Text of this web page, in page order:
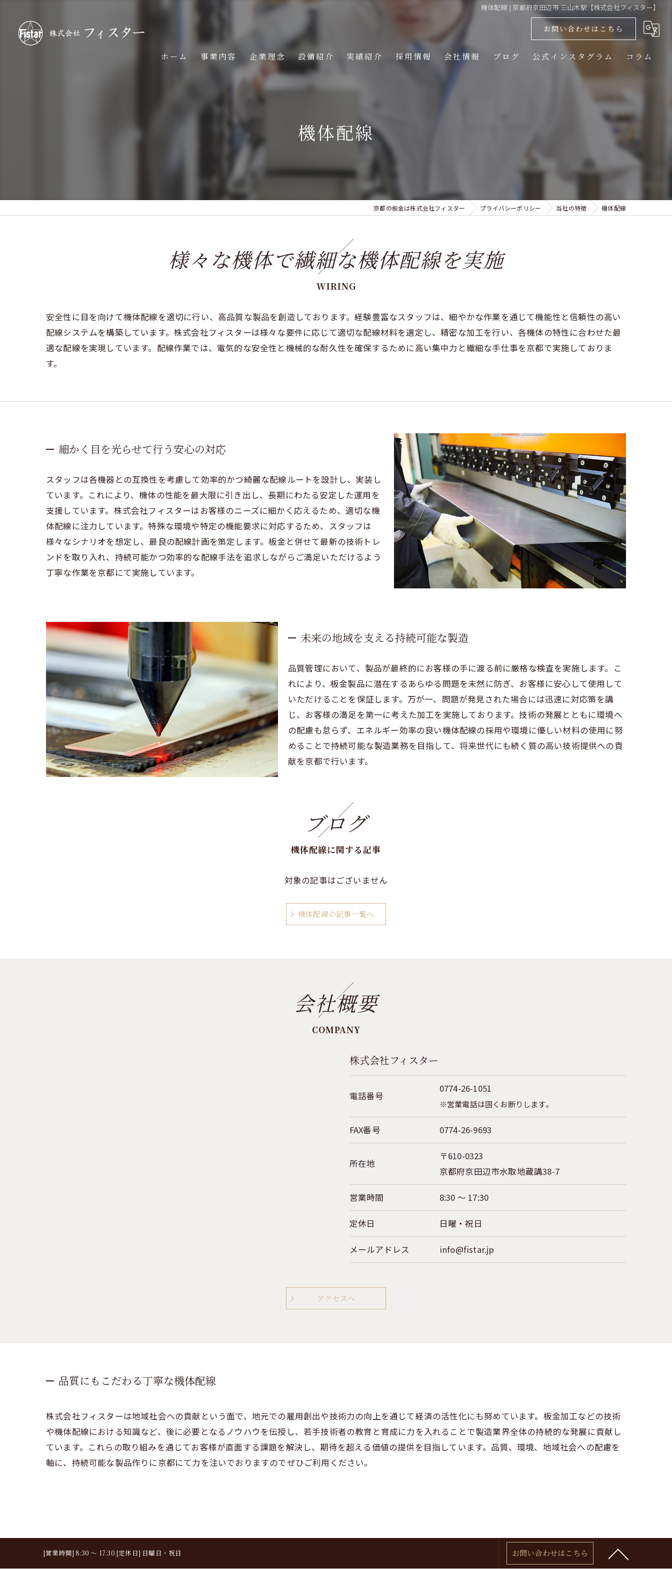
機体配線 | 京都府京田辺市 三山木駅【株式会社フィスター】
お問い合わせはこちら
ホーム 事業内容 企業理念 設備紹介 実績紹介 採用情報 会社情報 ブログ 公式インスタグラム コラム
機体配線
京都の板金は株式会社フィスター プライバシーポリシー 当社の特徴 機体配線
様々な機体で繊細な機体配線を実施
WIRING
安全性に目を向けて機体配線を適切に行い、高品質な製品を創造しております。経験豊富なスタッフは、細やかな作業を通じて機能性と信頼性の高い
配線システムを構築しています。株式会社フィスターは様々な要件に応じて適切な配線材料を選定し、精密な加工を行い、各機体の特性に合わせた最
適な配線を実現しています。配線作業では、電気的な安全性と機械的な耐久性を確保するために高い集中力と繊細な手仕事を京都で実施しておりま
す。
細かく目を光らせて行う安心の対応
スタッフは各機器との互換性を考慮して効率的かつ綺麗な配線ルートを設計し、実装し
ています。これにより、機体の性能を最大限に引き出し、長期にわたる安定した運用を
支援しています。株式会社フィスターはお客様のニーズに細かく応えるため、適切な機
体配線に注力しています。特殊な環境や特定の機能要求に対応するため、スタッフは
様々なシナリオを想定し、最良の配線計画を策定します。板金と併せて最新の技術トレ
ンドを取り入れ、持続可能かつ効率的な配線手法を追求しながらご満足いただけるよう
丁寧な作業を京都にて実施しています。
未来の地域を支える持続可能な製造
品質管理において、製品が最終的にお客様の手に渡る前に厳格な検査を実施します。こ
れにより、板金製品に潜在するあらゆる問題を未然に防ぎ、お客様に安心して使用して
いただけることを保証します。万が一、問題が発見された場合には迅速に対応策を講
じ、お客様の満足を第一に考えた加工を実施しております。技術の発展とともに環境へ
の配慮も怠らず、エネルギー効率の良い機体配線の採用や環境に優しい材料の使用に努
めることで持続可能な製造業務を目指して、将来世代にも続く質の高い技術提供への貢
献を京都で行います。
ブログ
機体配線に関する記事
対象の記事はございません
機体配線の記事一覧へ
会社概要
COMPANY
株式会社フィスター
電話番号
0774-26-1051
※営業電話は固くお断りします。
FAX番号 0774-26-9693
所在地
〒610-0323
京都府京田辺市水取地蔵講38-7
営業時間 8:30 ～ 17:30
定休日 日曜・祝日
メールアドレス info@fistar.jp
アクセスへ
品質にもこだわる丁寧な機体配線
株式会社フィスターは地域社会への貢献という面で、地元での雇用創出や技術力の向上を通じて経済の活性化にも努めています。板金加工などの技術
や機体配線における知識など、後に必要となるノウハウを伝授し、若手技術者の教育と育成に力を入れることで製造業界全体の持続的な発展に貢献し
ています。これらの取り組みを通じてお客様が直面する課題を解決し、期待を超える価値の提供を目指しています。品質、環境、地域社会への配慮を
軸に、持続可能な製品作りに京都にて力を注いでおりますのでぜひご利用ください。
[営業時間] 8:30 ～ 17:30 [定休日] 日曜日・祝日 お問い合わせはこちら